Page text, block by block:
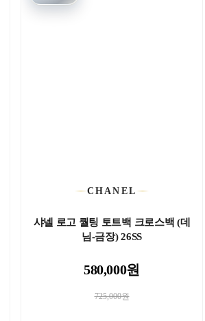
CHANEL
샤넬 로고 퀄팅 토트백 크로스백 (데
님-금장) 26SS
580,000원
725,000원